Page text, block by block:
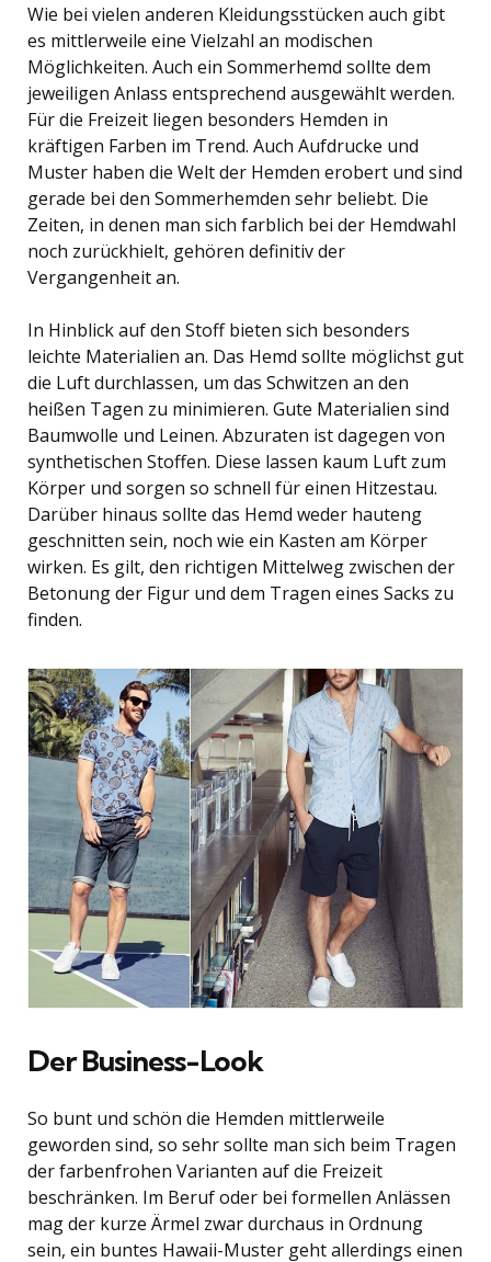
Wie bei vielen anderen Kleidungsstücken auch gibt
es mittlerweile eine Vielzahl an modischen
Möglichkeiten. Auch ein Sommerhemd sollte dem
jeweiligen Anlass entsprechend ausgewählt werden.
Für die Freizeit liegen besonders Hemden in
kräftigen Farben im Trend. Auch Aufdrucke und
Muster haben die Welt der Hemden erobert und sind
gerade bei den Sommerhemden sehr beliebt. Die
Zeiten, in denen man sich farblich bei der Hemdwahl
noch zurückhielt, gehören definitiv der
Vergangenheit an.
In Hinblick auf den Stoff bieten sich besonders
leichte Materialien an. Das Hemd sollte möglichst gut
die Luft durchlassen, um das Schwitzen an den
heißen Tagen zu minimieren. Gute Materialien sind
Baumwolle und Leinen. Abzuraten ist dagegen von
synthetischen Stoffen. Diese lassen kaum Luft zum
Körper und sorgen so schnell für einen Hitzestau.
Darüber hinaus sollte das Hemd weder hauteng
geschnitten sein, noch wie ein Kasten am Körper
wirken. Es gilt, den richtigen Mittelweg zwischen der
Betonung der Figur und dem Tragen eines Sacks zu
finden.
Der Business-Look
So bunt und schön die Hemden mittlerweile
geworden sind, so sehr sollte man sich beim Tragen
der farbenfrohen Varianten auf die Freizeit
beschränken. Im Beruf oder bei formellen Anlässen
mag der kurze Ärmel zwar durchaus in Ordnung
sein, ein buntes Hawaii-Muster geht allerdings einen